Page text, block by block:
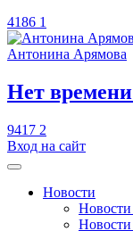
4186 1
Антонина Арямова
​Нет
9417 2
Вход на сайт
Новости
Новости